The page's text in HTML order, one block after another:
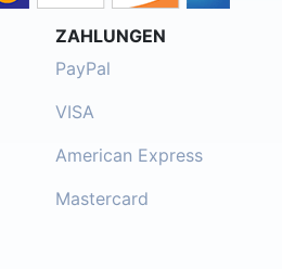
ZAHLUNGEN
PayPal
VISA
American Express
Mastercard